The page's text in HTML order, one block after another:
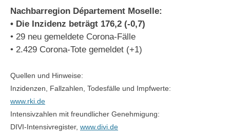
Nachbarregion Département Moselle:
• Die Inzidenz beträgt 176,2 (-0,7)
• 29 neu gemeldete Corona-Fälle
• 2.429 Corona-Tote gemeldet (+1)
Quellen und Hinweise:
Inzidenzen, Fallzahlen, Todesfälle und Impfwerte:
www.rki.de
Intensivzahlen mit freundlicher Genehmigung:
DIVI-Intensivregister, www.divi.de